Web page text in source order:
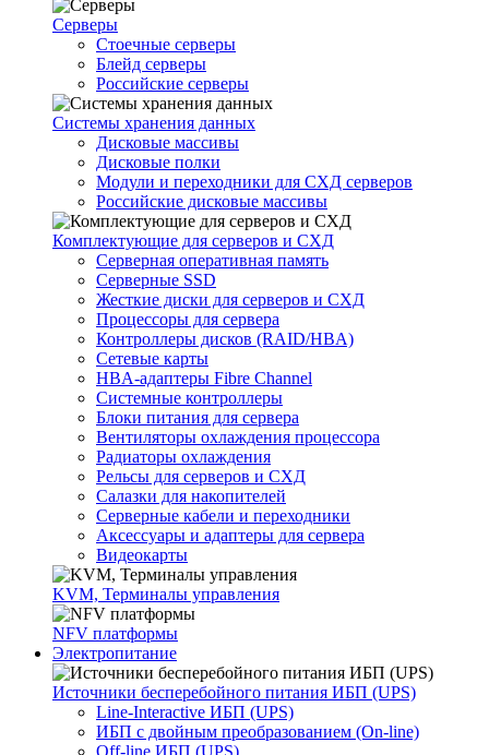
Серверы
Стоечные серверы
Блейд серверы
Российские серверы
Системы хранения данных
Дисковые массивы
Дисковые полки
Модули и переходники для СХД серверов
Российские дисковые массивы
Комплектующие для серверов и СХД
Серверная оперативная память
Серверные SSD
Жесткие диски для серверов и СХД
Процессоры для сервера
Контроллеры дисков (RAID/HBA)
Сетевые карты
HBA-адаптеры Fibre Channel
Системные контроллеры
Блоки питания для сервера
Вентиляторы охлаждения процессора
Радиаторы охлаждения
Рельсы для серверов и СХД
Салазки для накопителей
Серверные кабели и переходники
Аксессуары и адаптеры для сервера
Видеокарты
KVM, Терминалы управления
NFV платформы
Электропитание
Источники бесперебойного питания ИБП (UPS)
Line-Interactive ИБП (UPS)
ИБП с двойным преобразованием (On-line)
Off-line ИБП (UPS)